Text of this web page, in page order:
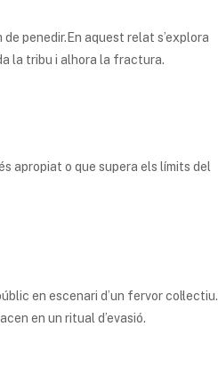
penedir.En aquest relat s’explora
la tribu i alhora la fractura.
apropiat o que supera els límits del
en escenari d’un fervor col·lectiu.
en un ritual d’evasió.